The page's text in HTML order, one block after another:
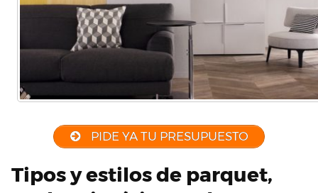
PIDE YA TU PRESUPUESTO
Tipos y estilos de parquet,